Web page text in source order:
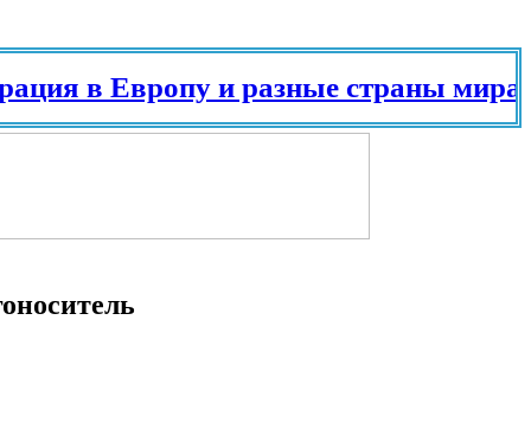
в Европу и разные страны мира в